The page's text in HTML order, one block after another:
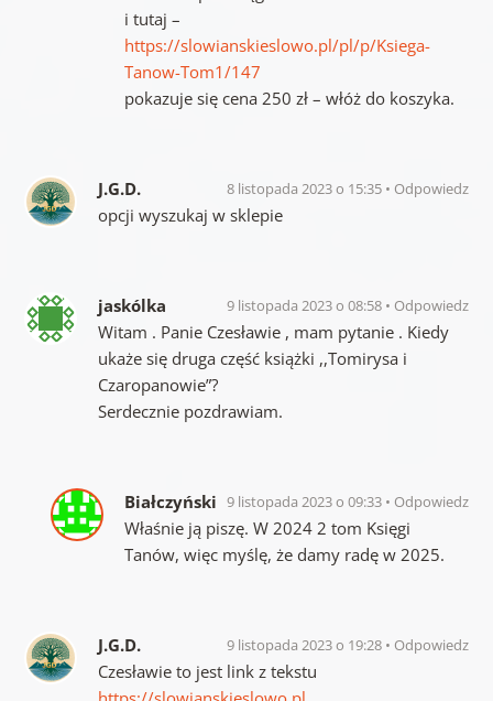
i tutaj –
https://slowianskieslowo.pl/pl/p/Ksiega-
Tanow-Tom1/147
pokazuje się cena 250 zł – włóż do koszyka.
J.G.D. 8 listopada 2023 o 15:35 Odpowiedz
opcji wyszukaj w sklepie
jaskólka 9 listopada 2023 o 08:58 Odpowiedz
Witam . Panie Czesławie , mam pytanie . Kiedy
ukaże się druga część książki ,,Tomirysa i
Czaropanowie”?
Serdecznie pozdrawiam.
Białczyński 9 listopada 2023 o 09:33 Odpowiedz
Właśnie ją piszę. W 2024 2 tom Księgi
Tanów, więc myślę, że damy radę w 2025.
J.G.D. 9 listopada 2023 o 19:28 Odpowiedz
Czesławie to jest link z tekstu